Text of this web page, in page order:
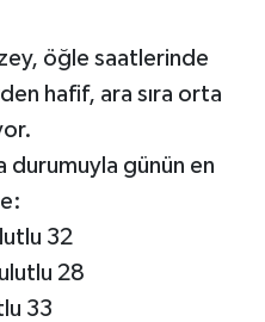
öğle saatlerinde
hafif, ara sıra orta
durumuyla günün en
32
28
33